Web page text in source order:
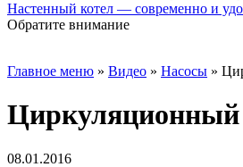
Настенный котел — современно и
Обратите внимание
Главное меню » Видео » Насосы »
Циркуляционный
08.01.2016